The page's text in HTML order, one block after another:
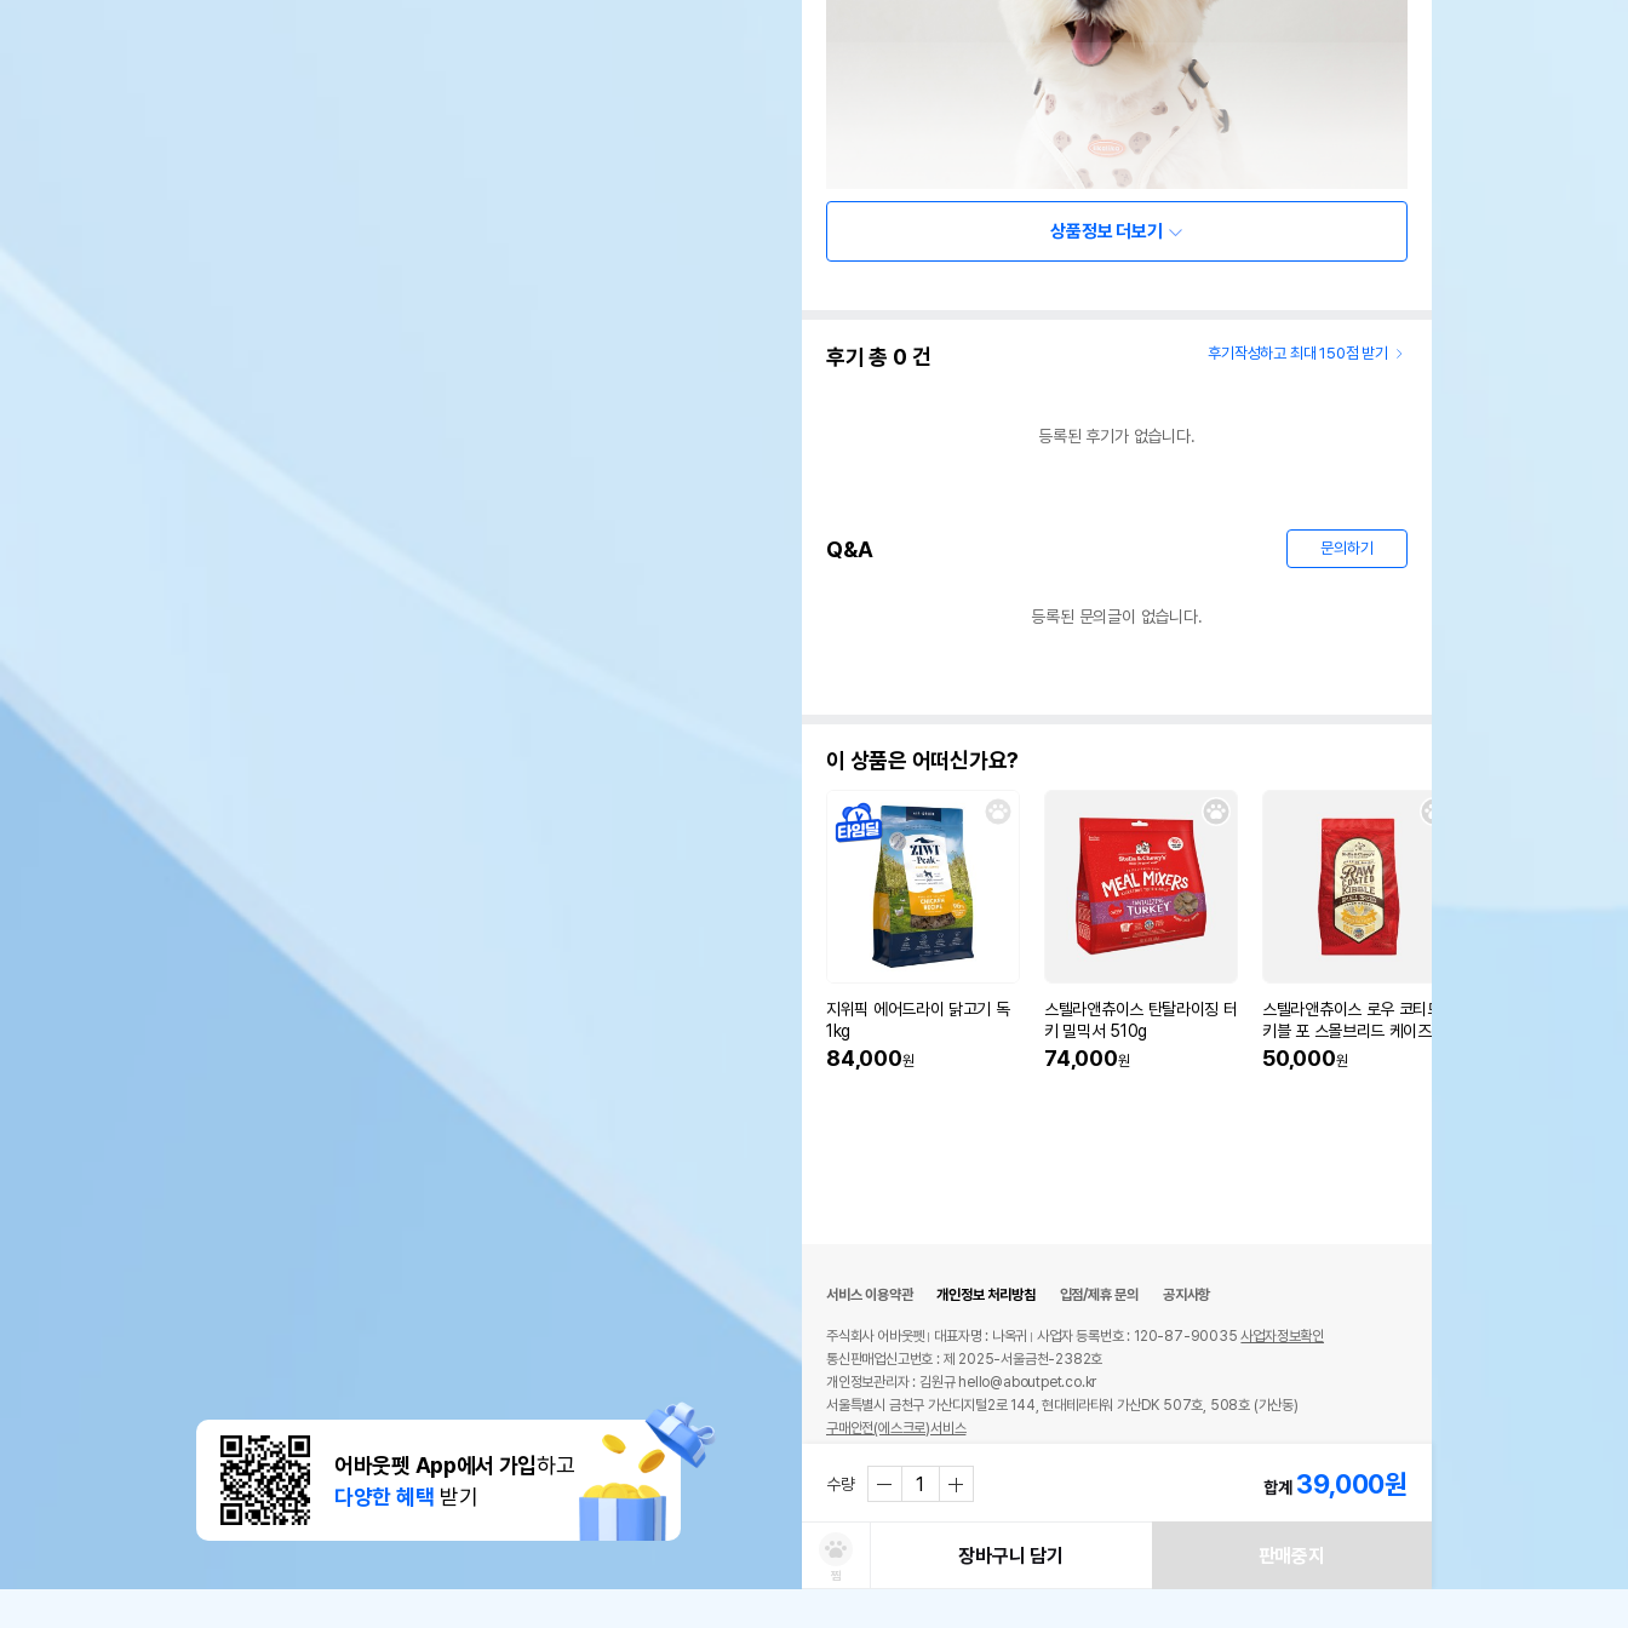
어바웃펫 App에서 가입하고
다양한 혜택 받기
상품정보 더보기
후기 총 0 건 후기작성하고 최대 150점 받기
등록된 후기가 없습니다.
Q&A 문의하기
등록된 문의글이 없습니다.
이 상품은 어떠신가요?
지위픽 에어드라이 닭고기 독
1kg
84,000원
스텔라앤츄이스 탄탈라이징 터
키 밀믹서 510g
74,000원
스텔라앤츄이스 로우 코티드
키블 포 스몰브리드 케이즈 프
리 치킨 1.6kg
50,000원
수량 합계 39,000원
찜
장바구니 담기 판매중지
서비스 이용약관 개인정보 처리방침 입점/제휴 문의 공지사항
주식회사 어바웃펫 대표자명 : 나옥귀 사업자 등록번호 : 120-87-90035사업자정보확인
통신판매업신고번호 : 제 2025-서울금천-2382호
개인정보관리자 : 김원규 hello@aboutpet.co.kr
서울특별시 금천구 가산디지털2로 144, 현대테라타워 가산DK 507호, 508호 (가산동)
구매안전(에스크로)서비스